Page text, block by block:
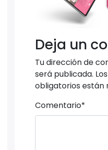
Deja un
Tu dirección de
será publicada.
obligatorios están
Comentario*